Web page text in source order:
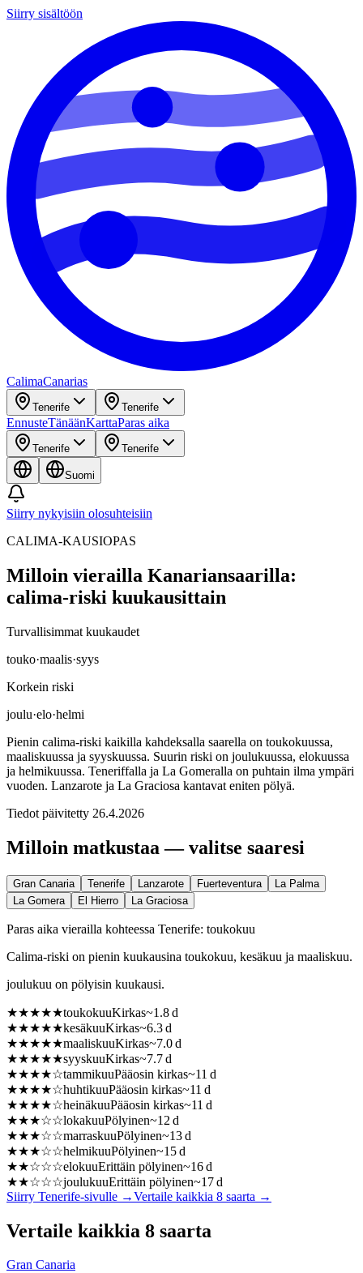
Siirry sisältöön
CalimaCanarias
Tenerife Tenerife
EnnusteTänäänKarttaParas aika
Tenerife Tenerife
Suomi
Siirry nykyisiin olosuhteisiin
CALIMA-KAUSIOPAS
Milloin vierailla Kanariansaarilla:
calima-riski kuukausittain
Turvallisimmat kuukaudet
touko·maalis·syys
Korkein riski
joulu·elo·helmi
Pienin calima-riski kaikilla kahdeksalla saarella on toukokuussa,
maaliskuussa ja syyskuussa. Suurin riski on joulukuussa, elokuussa
ja helmikuussa. Teneriffalla ja La Gomeralla on puhtain ilma ympäri
vuoden. Lanzarote ja La Graciosa kantavat eniten pölyä.
Tiedot päivitetty 26.4.2026
Milloin matkustaa — valitse saaresi
Gran Canaria Tenerife Lanzarote Fuerteventura
La Palma
La Gomera
El Hierro La Graciosa
Paras aika vierailla kohteessa Tenerife: toukokuu
Calima-riski on pienin kuukausina toukokuu, kesäkuu ja maaliskuu.
joulukuu on pölyisin kuukausi.
★★★★★toukokuuKirkas~1.8d
★★★★★kesäkuuKirkas~6.3d
★★★★★maaliskuuKirkas~7.0d
★★★★★syyskuuKirkas~7.7d
★★★★☆tammikuuPääosin kirkas~11 d
★★★★☆huhtikuuPääosin kirkas~11 d
★★★★☆heinäkuuPääosin kirkas~11 d
★★★☆☆lokakuuPölyinen~12 d
★★★☆☆marraskuuPölyinen~13d
★★★☆☆helmikuuPölyinen~15d
★★☆☆☆elokuuErittäin pölyinen~16d
★★☆☆☆joulukuuErittäin pölyinen~17d
Siirry Tenerife-sivulle →Vertaile kaikkia 8 saarta →
Vertaile kaikkia 8 saarta
Gran Canaria